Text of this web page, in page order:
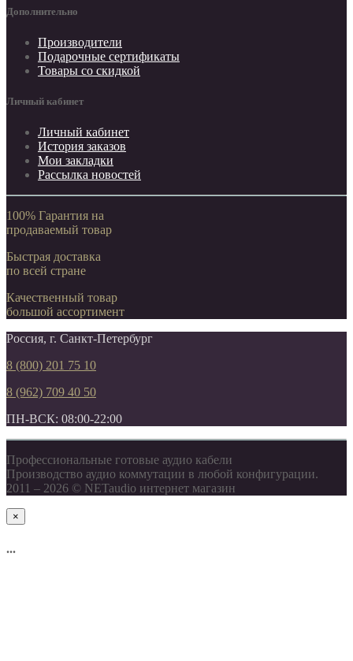
Дополнительно
Производители
Подарочные сертификаты
Товары со скидкой
Личный кабинет
Личный кабинет
История заказов
Мои закладки
Рассылка новостей
100% Гарантия на
продаваемый товар
Быстрая доставка
по всей стране
Качественный товар
большой ассортимент
Россия, г. Санкт-Петербург
8 (800) 201 75 10
8 (962) 709 40 50
ПН-ВСК: 08:00-22:00
Профессиональные готовые аудио кабели
Производство аудио коммутации в любой конфигурации.
2011 – 2026 © NETaudio интернет магазин
×
...